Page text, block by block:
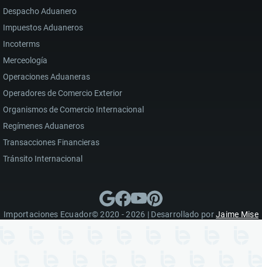
Despacho Aduanero
Impuestos Aduaneros
Incoterms
Merceología
Operaciones Aduaneras
Operadores de Comercio Exterior
Organismos de Comercio Internacional
Regímenes Aduaneros
Transacciones Financieras
Tránsito Internacional
Importaciones Ecuador© 2020 - 2026 | Desarrollado porJaime Mise